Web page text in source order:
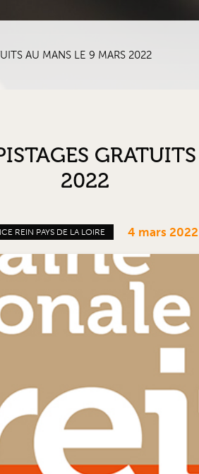
AU MANS LE 9 MARS 2022
2022
REIN PAYS DE LA LOIRE 4 mars 2022